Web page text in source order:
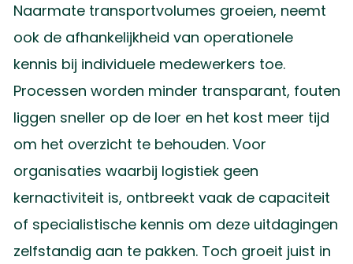
Naarmate transportvolumes groeien, neemt
ook de afhankelijkheid van operationele
kennis bij individuele medewerkers toe.
Processen worden minder transparant, fouten
liggen sneller op de loer en het kost meer tijd
om het overzicht te behouden. Voor
organisaties waarbij logistiek geen
kernactiviteit is, ontbreekt vaak de capaciteit
of specialistische kennis om deze uitdagingen
zelfstandig aan te pakken. Toch groeit juist in